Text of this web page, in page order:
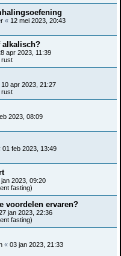
« 12 mei 2023, 20:43
alkalisch?
apr 2023, 11:39
rust
10 apr 2023, 21:27
rust
2023, 08:09
01 feb 2023, 13:49
jan 2023, 09:20
fasting)
voordelen ervaren?
jan 2023, 22:36
fasting)
« 03 jan 2023, 21:33